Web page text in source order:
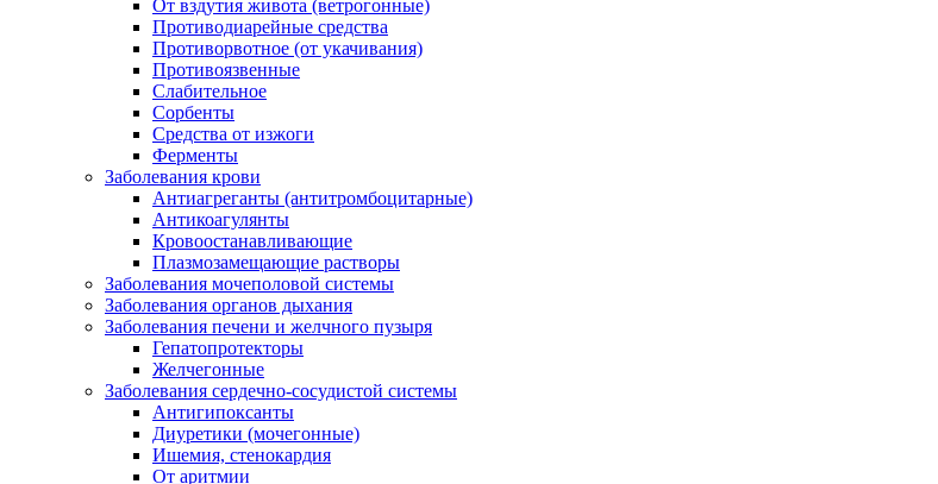
От вздутия живота (ветрогонные)
Противодиарейные средства
Противорвотное (от укачивания)
Противоязвенные
Слабительное
Сорбенты
Средства от изжоги
Ферменты
Заболевания крови
Антиагреганты (антитромбоцитарные)
Антикоагулянты
Кровоостанавливающие
Плазмозамещающие растворы
Заболевания мочеполовой системы
Заболевания органов дыхания
Заболевания печени и желчного пузыря
Гепатопротекторы
Желчегонные
Заболевания сердечно-сосудистой системы
Антигипоксанты
Диуретики (мочегонные)
Ишемия, стенокардия
От аритмии